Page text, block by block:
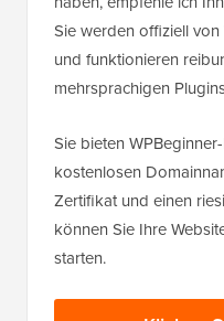
Sie werden offiziell
und funktionieren
mehrsprachigen
Sie bieten
kostenlosen
Zertifikat und einen
können Sie Ihre
starten.